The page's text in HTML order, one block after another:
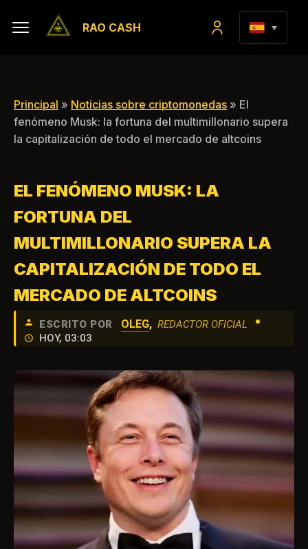
RAO CASH
Principal » Noticias sobre criptomonedas » El
fenómeno Musk: la fortuna del multimillonario supera
la capitalización de todo el mercado de altcoins
EL FENÓMENO MUSK: LA
FORTUNA DEL
MULTIMILLONARIO SUPERA LA
CAPITALIZACIÓN DE TODO EL
MERCADO DE ALTCOINS
ESCRITO POR OLEG, REDACTOR OFICIAL •
HOY, 03:03